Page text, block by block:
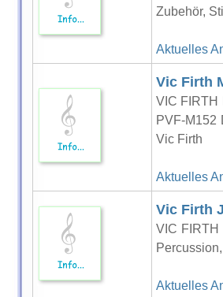
Zubehör,
Aktuelles
Vic Firth
VIC FIRTH
PVF-M152
Vic Firth
Aktuelles
Vic Firth
VIC FIRTH
Aktuelles